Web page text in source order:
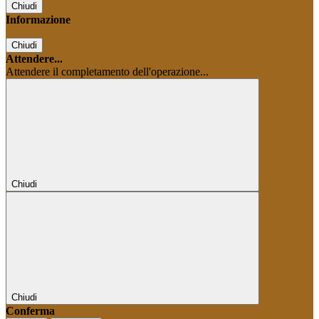
Chiudi
Informazione
Chiudi
Attendere...
Attendere il completamento dell'operazione...
Chiudi
Chiudi
Conferma